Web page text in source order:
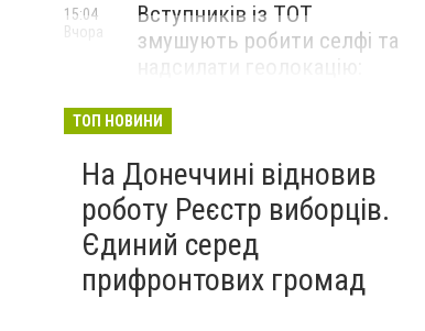
Вступників із ТОТ
змушують робити селфі та
до МОН
15:04
Вчора
ТОП НОВИНИ
На Донеччині відновив
роботу Реєстр виборців.
Єдиний серед
прифронтових громад